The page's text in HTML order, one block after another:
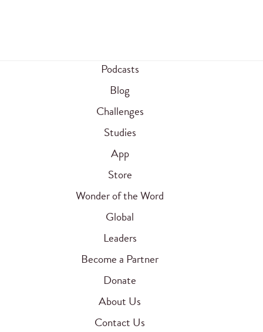
Podcasts
Blog
Challenges
Studies
App
Store
Wonder of the Word
Global
Leaders
Become a Partner
Donate
About Us
Contact Us